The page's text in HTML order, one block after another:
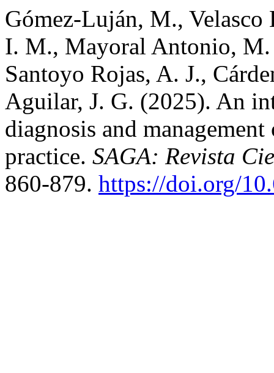
Gómez-Luján, M., Velasco
I. M., Mayoral Antonio, M.
Santoyo Rojas, A. J.,
Aguilar, J. G. (2025). An
diagnosis and
practice. SAGA: Revista
860-879. https://doi.org/